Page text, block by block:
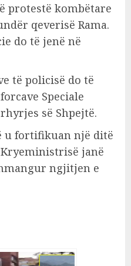
protestë kombëtare
qeverisë Rama.
do të jenë në
të policisë do të
Speciale
së Shpejtë.
u fortifikuan një ditë
janë
ngjitjen e